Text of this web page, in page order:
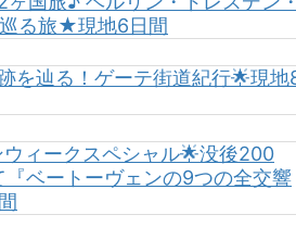
る旅★現地6日間
を辿る！ゲーテ街道紀行🌟現地
ィークスペシャル🌟没後200
ベートーヴェンの9つの全交響